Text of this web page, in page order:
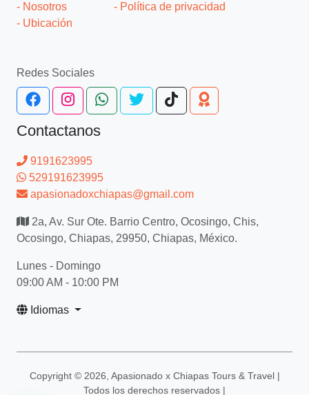
- Nosotros
- Ubicación
- Política de privacidad
Redes Sociales
Contactanos
9191623995
529191623995
apasionadoxchiapas@gmail.com
2a, Av. Sur Ote. Barrio Centro, Ocosingo, Chis,
Ocosingo, Chiapas, 29950, Chiapas, México.
Lunes - Domingo
09:00 AM - 10:00 PM
Idiomas
Copyright © 2026, Apasionado x Chiapas Tours & Travel |
Todos los derechos reservados |